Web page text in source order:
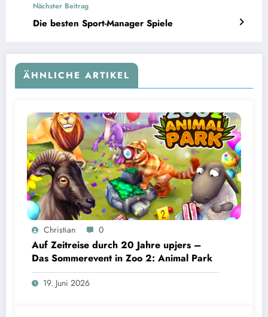
Nächster Beitrag
Die besten Sport-Manager Spiele
ÄHNLICHE ARTIKEL
Christian 0
Auf Zeitreise durch 20 Jahre upjers –
Das Sommerevent in Zoo 2: Animal Park
19. Juni 2026